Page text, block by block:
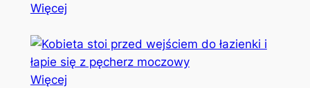
Więcej
Więcej